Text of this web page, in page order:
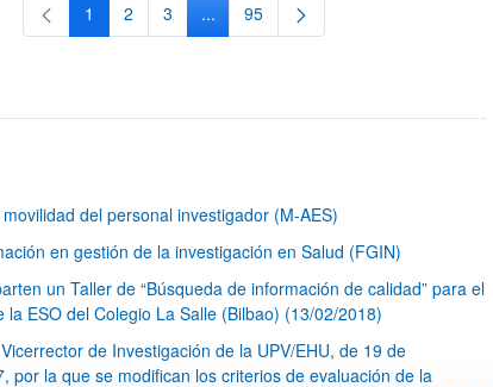
Página
1 Página
2 Página
3 ...Páginas intermedias Use TAB para
Página
95
del personal investigador (M-AES)
en gestión de la investigación en Salud (FGIN)
un Taller de “Búsqueda de información de calidad” para el
la ESO del Colegio La Salle (Bilbao) (13/02/2018)
de Investigación de la UPV/EHU, de 19 de
por la que se modifican los criterios de evaluación de la